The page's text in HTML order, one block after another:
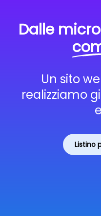
Dalle
Un sito
realizziamo
Listino